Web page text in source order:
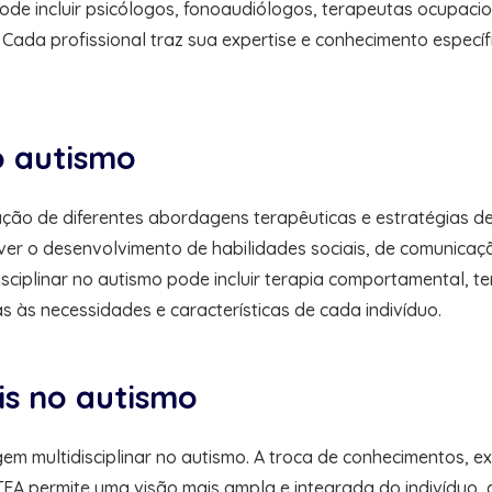
incluir psicólogos, fonoaudiólogos, terapeutas
profissional traz sua expertise e conhecimento
autismo
de diferentes abordagens terapêuticas e estratégias
o desenvolvimento de habilidades sociais, de
no autismo pode incluir terapia comportamental,
necessidades e características de cada indivíduo.
no autismo
multidisciplinar no autismo. A troca de conhecimentos,
permite uma visão mais ampla e integrada do